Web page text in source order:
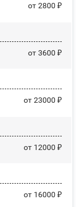
от 2800 ₽
от 3600 ₽
от 23000 ₽
от 12000 ₽
от 16000 ₽